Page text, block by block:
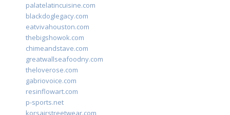
palatelatincuisine.com
blackdoglegacy.com
eatvivahouston.com
thebigshowok.com
chimeandstave.com
greatwallseafoodny.com
theloverose.com
gabriovoice.com
resinflowart.com
p-sports.net
korsairstreetwear.com